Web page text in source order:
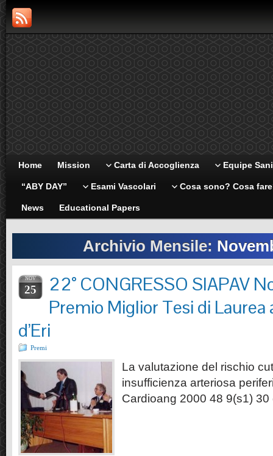
Home Mission Carta di Accoglienza Equipe
“ABY DAY” Esami Vascolari Cosa sono? Cosa
News Educational Papers
Archivio Mensile:
NOV
25
22° CONGRESSO SIAPAV
Premio Miglior Tesi di Laurea
d’Eri
Premi
La valutazione del rischio
insufficienza arteriosa
Cardioang 2000 48 9(s1) 30